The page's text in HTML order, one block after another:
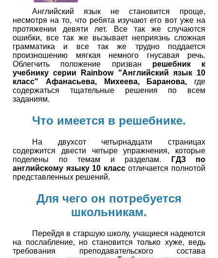
Английский язык не становится проще,
несмотря на то, что ребята изучают его вот уже на
протяжении девяти лет. Все так же случаются
ошибки, все так же вызывает неприязнь сложная
грамматика и все так же трудно поддается
произношению мягкая немного гнусавая речь.
Облегчить положение призван решебник к
учебнику серии Rainbow "Английский язык 10
класс" Афанасьева, Михеева, Баранова, где
содержаться тщательные решения по всем
заданиям.
Что имеется в решебнике.
На двухсот четырнадцати страницах
содержится двести четыре упражнения, которые
поделены по темам и разделам.
ГДЗ по
английскому языку 10 классотличается полнотой
представленных решений.
Для чего он потребуется
школьникам.
Перейдя в старшую школу, учащиеся надеются
на послабление, но становится только хуже, ведь
требования преподавательского состава